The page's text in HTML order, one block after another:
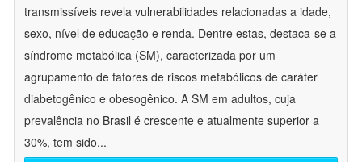
transmissíveis revela vulnerabilidades relacionadas a idade,
sexo, nível de educação e renda. Dentre estas, destaca-se a
síndrome metabólica (SM), caracterizada por um
agrupamento de fatores de riscos metabólicos de caráter
diabetogênico e obesogênico. A SM em adultos, cuja
prevalência no Brasil é crescente e atualmente superior a
30%, tem sido...